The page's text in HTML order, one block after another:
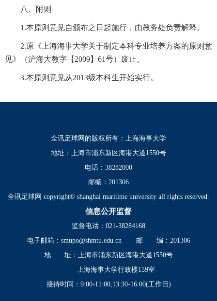
八、附则
1.本原则意见自颁布之日起施行，由教务处负责解释。
2.原《上海海事大学关于制定本科专业培养方案的原则意
见》（沪海大教字【2009】61号）废止。
3.本原则意见从2013级本科生开始实行。
全讯足球网的版权所有：上海海事大学
地址：上海市浦东新区海港大道1550号
电话：38282000
邮编：201306
全讯足球网 copyright© shanghai maritime university all rights reserved.
信息公开监督
监督电话：021-38284168
电子邮箱： smupo@shmtu.edu.cn
邮 编：201306
地 址：上海市浦东新区海港大道1550号
上海海事大学行政楼159室
接待时间：9:00-11:00,13:30-16:00(工作日)